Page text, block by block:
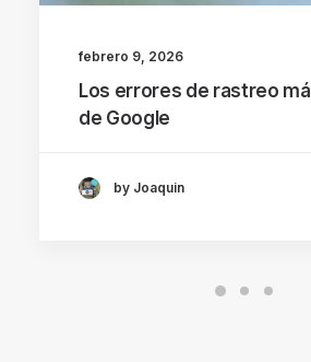
febrero 9, 2026
Los errores de rastreo
de Google
by Joaquin